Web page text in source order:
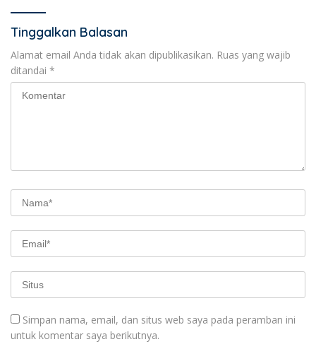
Tinggalkan Balasan
Alamat email Anda tidak akan dipublikasikan. Ruas yang wajib
ditandai *
Simpan nama, email, dan situs web saya pada peramban ini
untuk komentar saya berikutnya.